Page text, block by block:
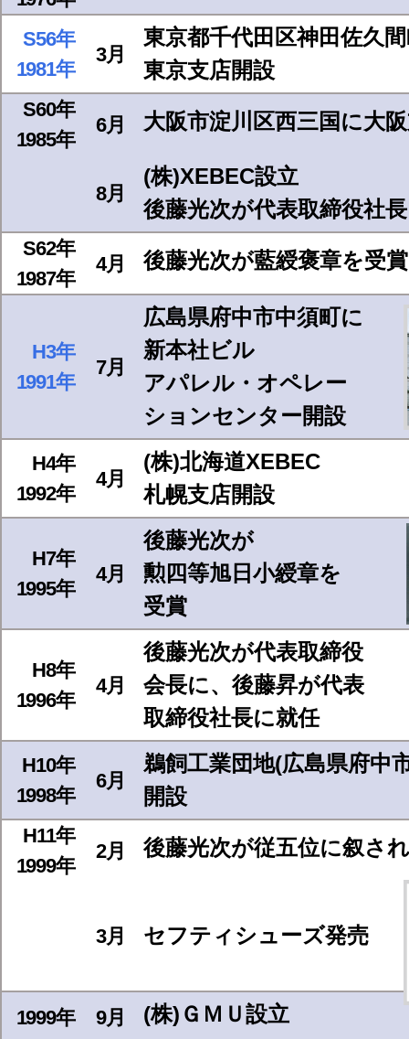
S56年
1981年
3月
東京都千代田区神田佐久
東京支店開設
S60年
1985年
6月 大阪市淀川区西三国に大
8月
(株)XEBEC設立
後藤光次が代表取締役社
S62年
1987年
4月 後藤光次が藍綬褒章を受賞
H3年
1991年
7月
広島県府中市中須町に
新本社ビル
アパレル・オペレー
ションセンター開設
H4年
1992年
4月
(株)北海道XEBEC
札幌支店開設
H7年
1995年
4月
後藤光次が
勲四等旭日小綬章を
受賞
H8年
1996年
4月
後藤光次が代表取締役
会長に、後藤昇が代表
取締役社長に就任
H10年
1998年
6月
鵜飼工業団地(広島県府中
開設
H11年
1999年
2月 後藤光次が従五位に叙さ
3月 セフティシューズ発売
1999年 9月 (株)ＧＭＵ設立